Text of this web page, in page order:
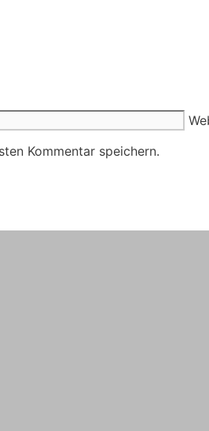
Kommentar speichern.